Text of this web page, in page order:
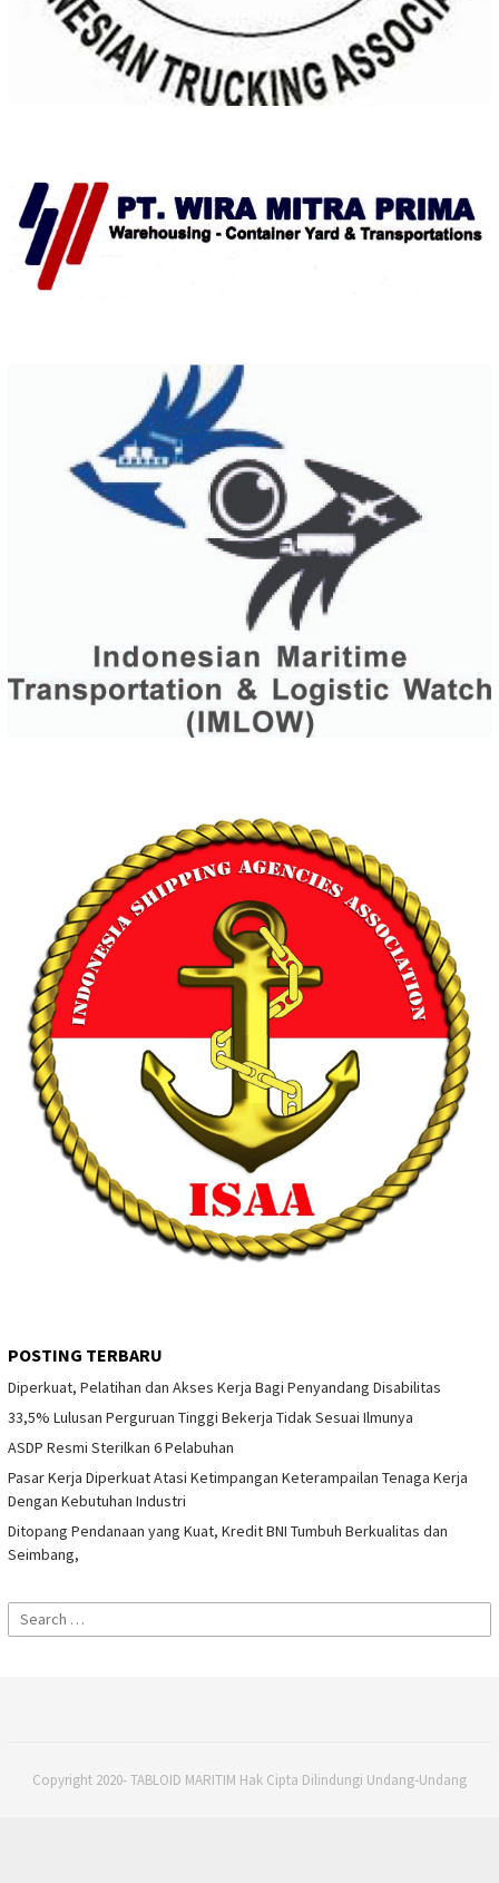
POSTING TERBARU
Diperkuat, Pelatihan dan Akses Kerja Bagi Penyandang Disabilitas
33,5% Lulusan Perguruan Tinggi Bekerja Tidak Sesuai Ilmunya
ASDP Resmi Sterilkan 6 Pelabuhan
Pasar Kerja Diperkuat Atasi Ketimpangan Keterampailan Tenaga Kerja
Dengan Kebutuhan Industri
Ditopang Pendanaan yang Kuat, Kredit BNI Tumbuh Berkualitas dan
Seimbang,
Search
for:
Copyright 2020- TABLOID MARITIM Hak Cipta Dilindungi Undang-Undang